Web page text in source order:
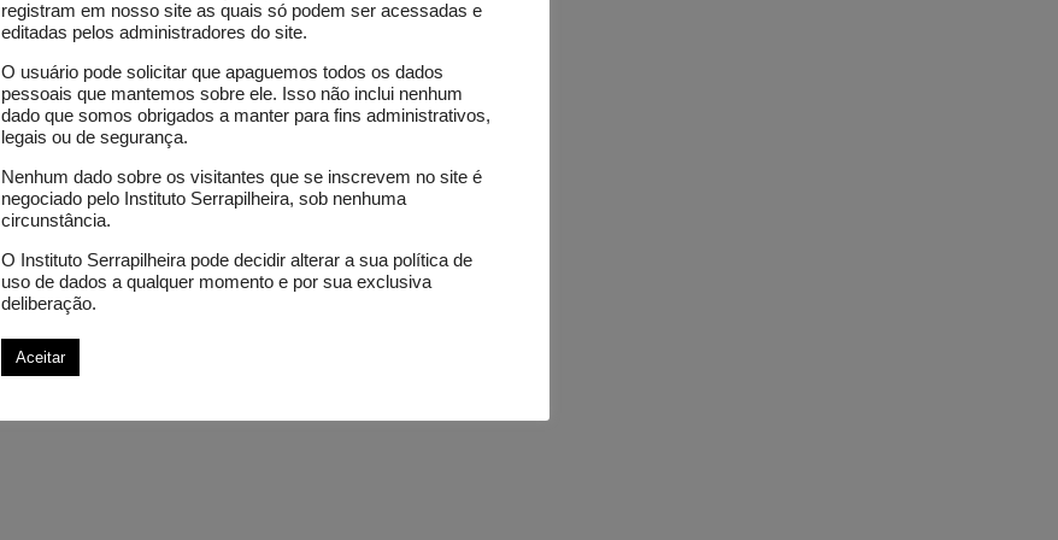
registram em nosso site as quais só podem ser acessadas e
editadas pelos administradores do site.
O usuário pode solicitar que apaguemos todos os dados
pessoais que mantemos sobre ele. Isso não inclui nenhum
dado que somos obrigados a manter para fins administrativos,
legais ou de segurança.
Nenhum dado sobre os visitantes que se inscrevem no site é
negociado pelo Instituto Serrapilheira, sob nenhuma
circunstância.
O Instituto Serrapilheira pode decidir alterar a sua política de
uso de dados a qualquer momento e por sua exclusiva
deliberação.
Aceitar